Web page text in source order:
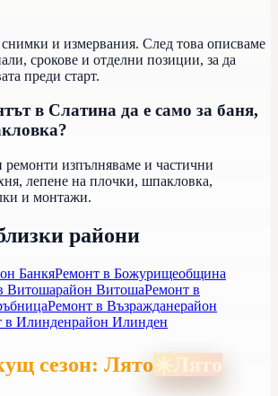
снимки и измервания. След това описваме
срокове и отделни позиции, за да
преди старт.
в Слатина да е само за баня,
ремонти изпълняваме и частични
лепене на плочки, шпакловка,
и монтажи.
райони
БанкяРемонт в Божурищеобщина
Витошарайон ВитошаРемонт в
Ремонт в Възражданерайон
в Илинденрайон Илинден
сезон: Лято☀️Лято